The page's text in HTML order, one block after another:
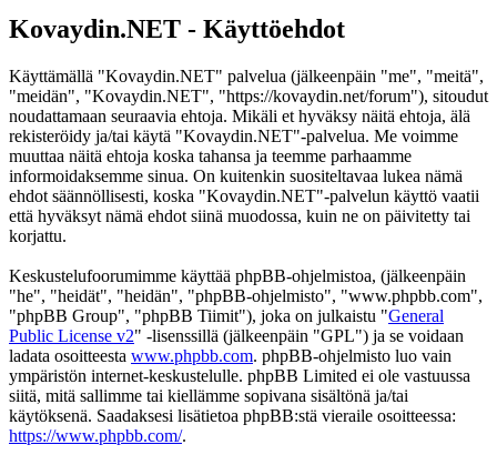
Kovaydin.NET - Käyttöehdot
Käyttämällä "Kovaydin.NET" palvelua (jälkeenpäin "me", "meitä",
"meidän", "Kovaydin.NET", "https://kovaydin.net/forum"), sitoudut
noudattamaan seuraavia ehtoja. Mikäli et hyväksy näitä ehtoja, älä
rekisteröidy ja/tai käytä "Kovaydin.NET"-palvelua. Me voimme
muuttaa näitä ehtoja koska tahansa ja teemme parhaamme
informoidaksemme sinua. On kuitenkin suositeltavaa lukea nämä
ehdot säännöllisesti, koska "Kovaydin.NET"-palvelun käyttö vaatii
että hyväksyt nämä ehdot siinä muodossa, kuin ne on päivitetty tai
korjattu.
Keskustelufoorumimme käyttää phpBB-ohjelmistoa, (jälkeenpäin
"he", "heidät", "heidän", "phpBB-ohjelmisto", "www.phpbb.com",
"phpBB Group", "phpBB Tiimit"), joka on julkaistu "General
Public License v2" -lisenssillä (jälkeenpäin "GPL") ja se voidaan
ladata osoitteesta www.phpbb.com. phpBB-ohjelmisto luo vain
ympäristön internet-keskustelulle. phpBB Limited ei ole vastuussa
siitä, mitä sallimme tai kiellämme sopivana sisältönä ja/tai
käytöksenä. Saadaksesi lisätietoa phpBB:stä vieraile osoitteessa:
https://www.phpbb.com/.